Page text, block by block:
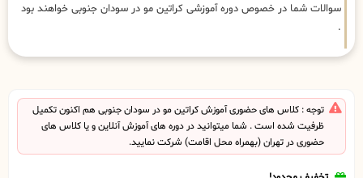
سوالات شما در خصوص دوره آموزشی کراتین مو در سودان جنوبی خواهند بود
.
توجه : کلاس های حضوری آموزش کراتین مو در سودان جنوبی هم اکنون تکمیل
ظرفیت شده است . شما میتوانید در دوره های آموزش آنلاین و یا کلاس های
حضوری در تهران (بهمراه محل اقامت) شرکت نمایید.